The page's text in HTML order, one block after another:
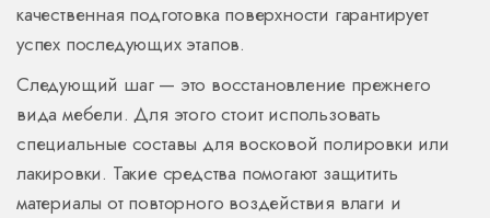
качественная подготовка поверхности гарантирует
успех последующих этапов.
Следующий шаг — это восстановление прежнего
вида мебели. Для этого стоит использовать
специальные составы для восковой полировки или
лакировки. Такие средства помогают защитить
материалы от повторного воздействия влаги и